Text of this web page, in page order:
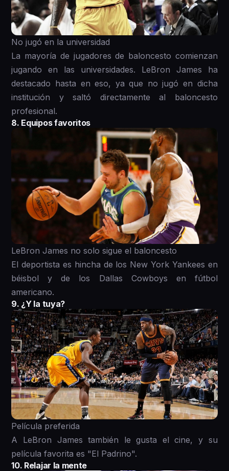
No jugó en la universidad
La mayoría de jugadores de baloncesto comienzan
jugando en las universidades. LeBron James ha
destacado hasta en eso, ya que no jugó en dicha
institución y saltó directamente al baloncesto
profesional.
8. Equipos favoritos
LeBron James no solo sigue el baloncesto
El deportista es hincha de los New York Yankees en
béisbol y de los Dallas Cowboys en fútbol
americano.
9. ¿Y la tuya?
Película preferida
A LeBron James también le gusta el cine, y su
película favorita es "El Padrino".
10. Relajar la mente